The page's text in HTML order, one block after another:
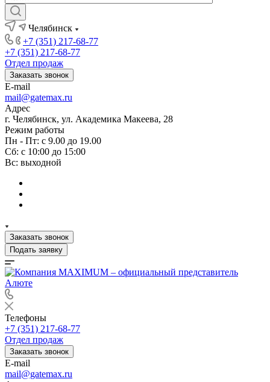
Челябинск
+7 (351) 217-68-77
+7 (351) 217-68-77
Отдел продаж
Заказать звонок
E-mail
mail@gatemax.ru
Адрес
г. Челябинск, ул. Академика Макеева, 28
Режим работы
Пн - Пт: с 9.00 до 19.00
Сб: с 10:00 до 15:00
Вс: выходной
Заказать звонок
Подать заявку
Телефоны
+7 (351) 217-68-77
Отдел продаж
Заказать звонок
E-mail
mail@gatemax.ru